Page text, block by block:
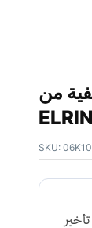
من
SKU: